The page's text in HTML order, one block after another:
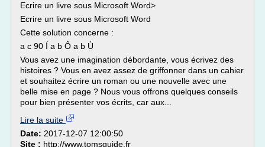
Ecrire un livre sous Microsoft Word>
Ecrire un livre sous Microsoft Word
Cette solution concerne :
a c 90 Í a b Ô a b Ù
Vous avez une imagination débordante, vous écrivez des
histoires ? Vous en avez assez de griffonner dans un cahier
et souhaitez écrire un roman ou une nouvelle avec une
belle mise en page ? Nous vous offrons quelques conseils
pour bien présenter vos écrits, car aux...
Lire la suite
Date: 2017-12-07 12:00:50
Site : http://www.tomsguide.fr